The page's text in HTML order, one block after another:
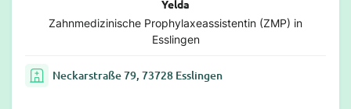
Yelda
Zahnmedizinische Prophylaxeassistentin (ZMP) in
Esslingen
Neckarstraße 79, 73728 Esslingen